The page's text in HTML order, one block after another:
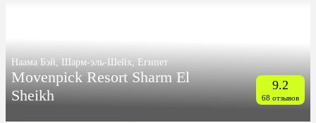
Наама Бэй, Шарм-эль-Шейх, Египет
Movenpick Resort Sharm El
Sheikh
9.2
68 отзывов